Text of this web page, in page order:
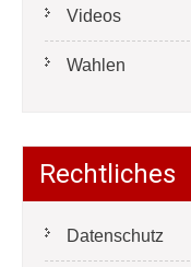
Videos
Wahlen
Rechtliches
Datenschutz